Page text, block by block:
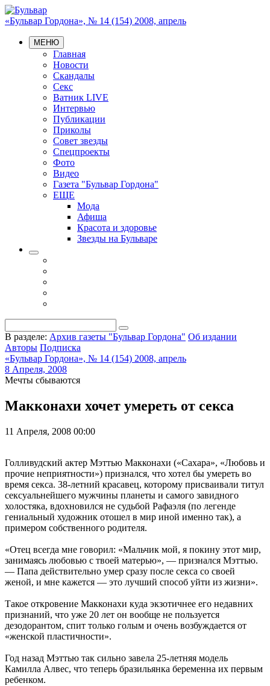
«Бульвар Гордона», № 14 (154) 2008, апрель
МЕНЮ
Главная
Новости
Скандалы
Секс
Ватник LIVE
Интервью
Публикации
Приколы
Совет звезды
Спецпроекты
Фото
Видео
Газета "Бульвар Гордона"
ЕЩЕ
Мода
Афиша
Красота и здоровье
Звезды на Бульваре
В разделе: Архив газеты "Бульвар Гордона" Об издании
Авторы Подписка
«Бульвар Гордона», № 14 (154) 2008, апрель
8 Апреля, 2008
Мечты сбываются
Макконахи хочет умереть от секса
11 Апреля, 2008 00:00
Голливудский актер Мэттью Макконахи («Сахара», «Любовь и
прочие неприятности») признался, что хотел бы умереть во
время секса. 38-летний красавец, которому присваивали титул
сексуальнейшего мужчины планеты и самого завидного
холостяка, вдохновился не судьбой Рафаэля (по легенде
гениальный художник отошел в мир иной именно так), а
примером собственного родителя.
«Отец всегда мне говорил: «Мальчик мой, я покину этот мир,
занимаясь любовью с твоей матерью», — признался Мэттью.
— Папа действительно умер сразу после секса со своей
женой, и мне кажется — это лучший способ уйти из жизни».
Такое откровение Макконахи куда экзотичнее его недавних
признаний, что уже 20 лет он вообще не пользуется
дезодорантом, спит только голым и очень возбуждается от
«женской пластичности».
Год назад Мэттью так сильно завела 25-летняя модель
Камилла Алвес, что теперь бразильянка беременна их первым
ребенком.